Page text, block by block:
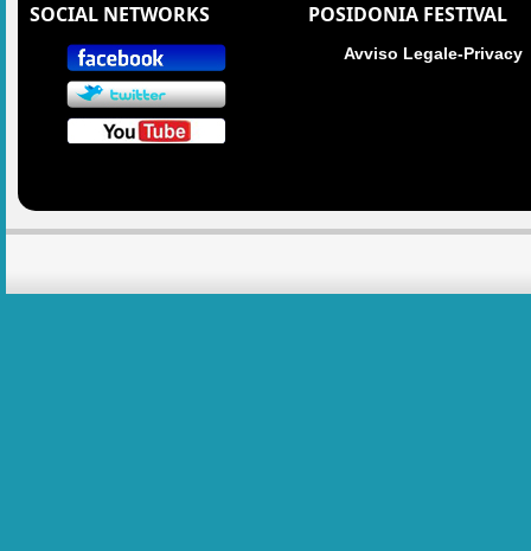
SOCIAL NETWORKS POSIDONIA FESTIVAL
Avviso Legale-Privacy